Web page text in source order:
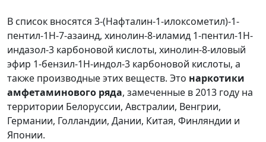
В список вносятся 3-(Нафталин-1-илоксометил)-1-
пентил-1Н-7-азаинд, хинолин-8-иламид 1-пентил-1Н-
индазол-3 карбоновой кислоты, хинолин-8-иловый
эфир 1-бензил-1Н-индол-3 карбоновой кислоты, а
также производные этих веществ. Это наркотики
амфетаминового ряда, замеченные в 2013 году на
территории Белоруссии, Австралии, Венгрии,
Германии, Голландии, Дании, Китая, Финляндии и
Японии.